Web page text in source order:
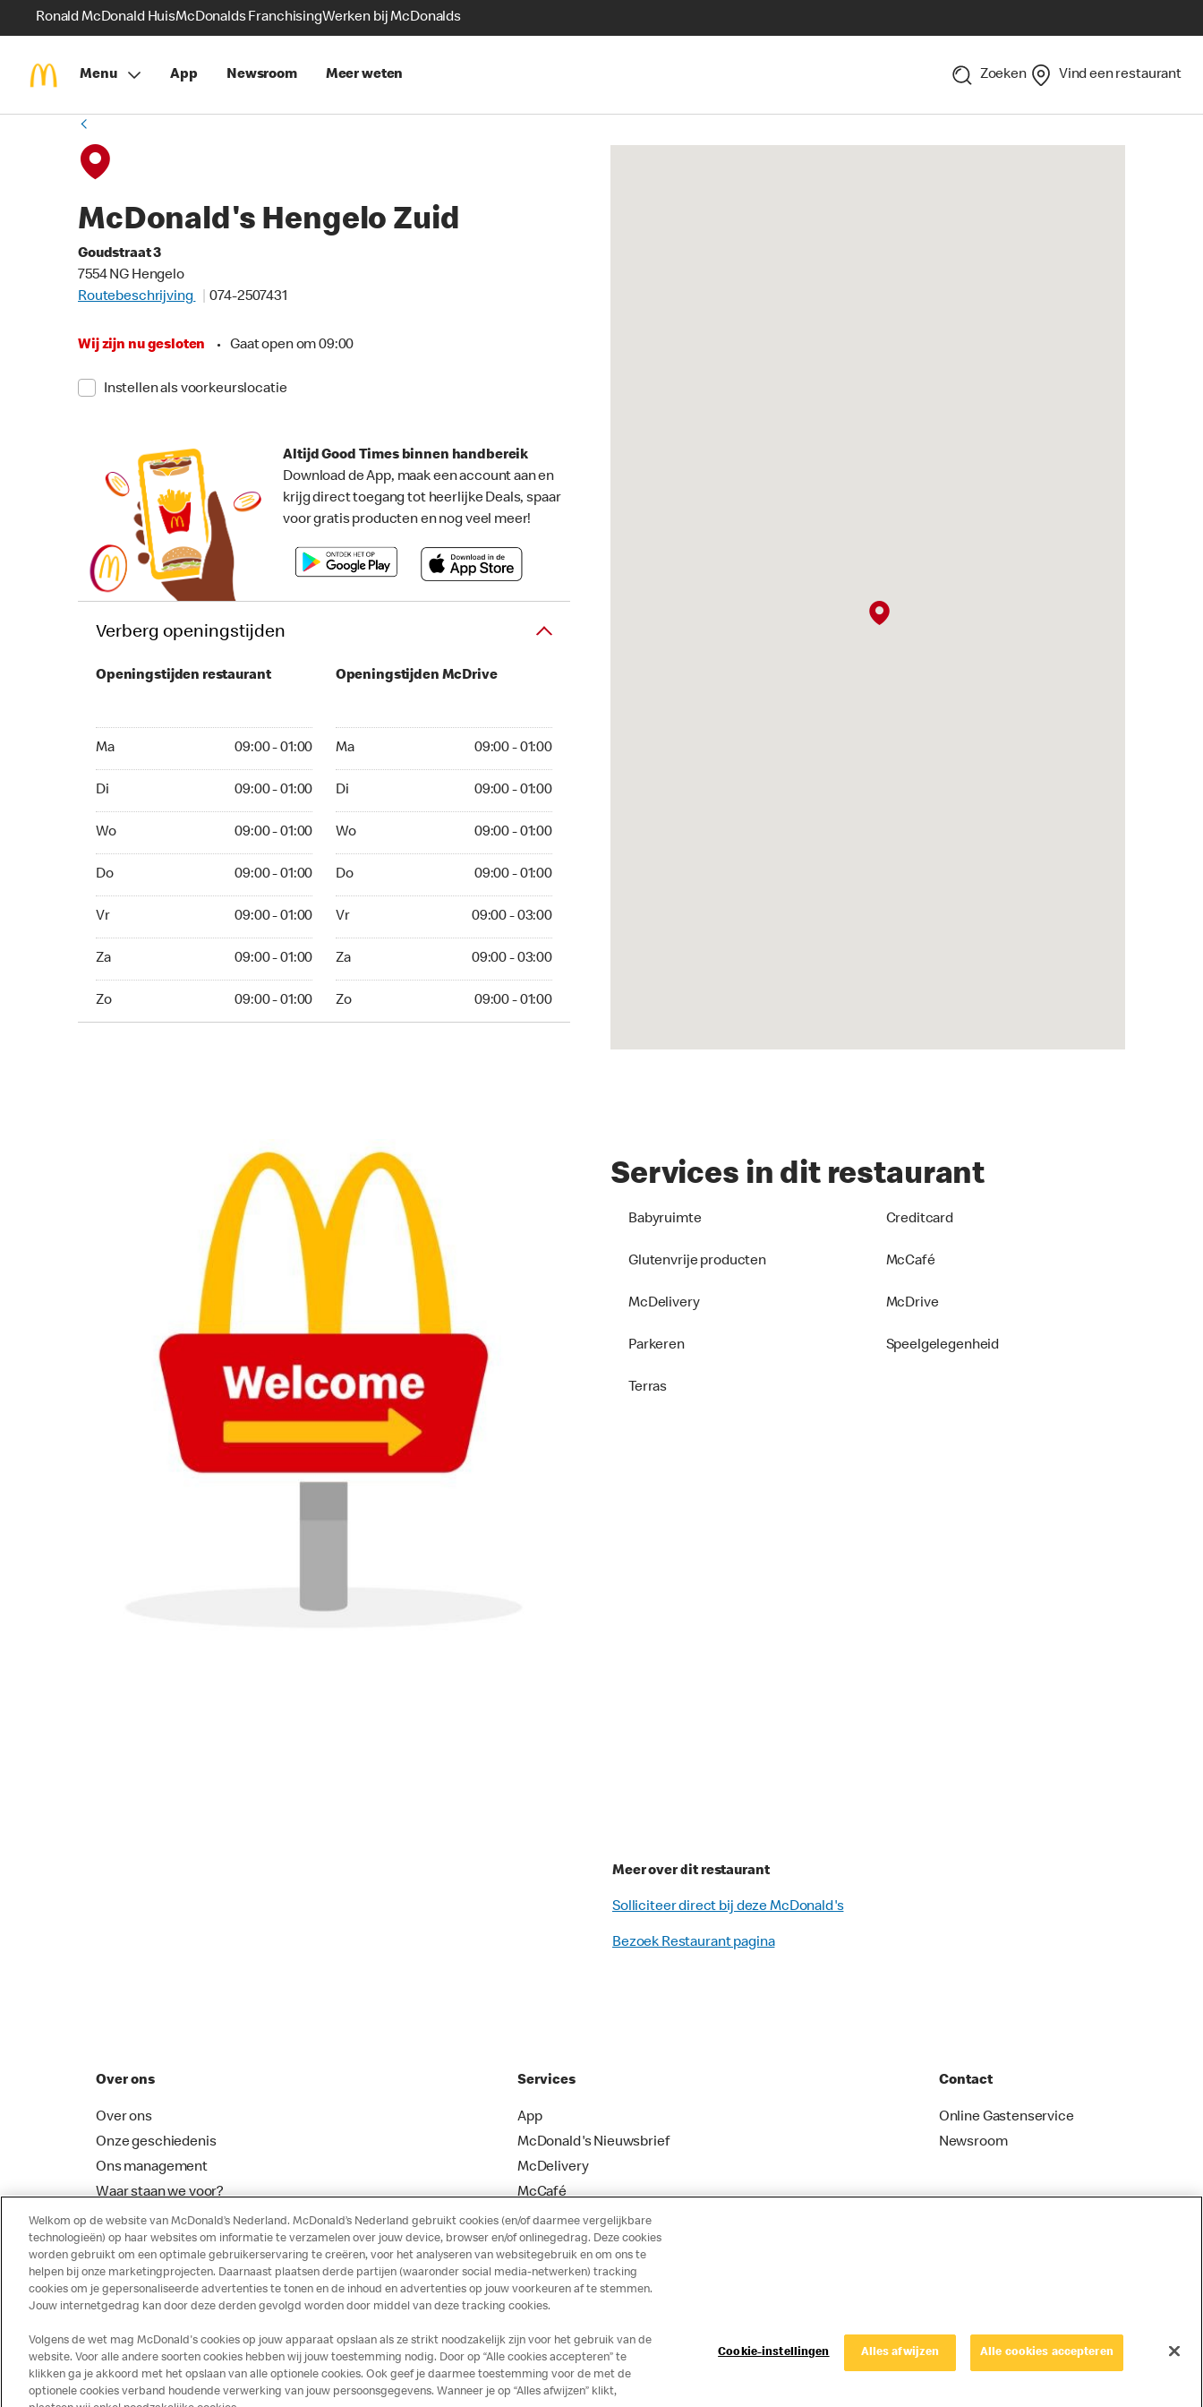
Ronald McDonald HuisMcDonalds FranchisingWerken bij McDonalds
Menu App Newsroom Meer weten Zoeken Vind een restaurant
McDonald's Hengelo Zuid
Goudstraat 3
7554 NG Hengelo
Routebeschrijving
074-2507431
Wij zijn nu gesloten • Gaat open om 09:00
Instellen als voorkeurslocatie
Altijd Good Times binnen handbereik
Download de App, maak een account aan en
krijg direct toegang tot heerlijke Deals, spaar
voor gratis producten en nog veel meer!
Verberg openingstijden
Openingstijden restaurant
Ma 09:00 - 01:00
Di 09:00 - 01:00
Wo 09:00 - 01:00
Do 09:00 - 01:00
Vr 09:00 - 01:00
Za 09:00 - 01:00
Zo 09:00 - 01:00
Openingstijden McDrive
Ma 09:00 - 01:00
Di 09:00 - 01:00
Wo 09:00 - 01:00
Do 09:00 - 01:00
Vr 09:00 - 03:00
Za 09:00 - 03:00
Zo 09:00 - 01:00
Services in dit restaurant
Babyruimte Creditcard
Glutenvrije producten McCafé
McDelivery McDrive
Parkeren Speelgelegenheid
Terras
Meer over dit restaurant
Solliciteer direct bij deze McDonald's
Bezoek Restaurant pagina
Over ons
Over ons
Onze geschiedenis
Ons management
Waar staan we voor?
McDonalds Franchising
Services
App
McDonald's Nieuwsbrief
McDelivery
McCafé
Contact
Online Gastenservice
Newsroom
Disclaimer Privacy Cookies
Welkom op de website van McDonald’s Nederland. McDonald’s Nederland gebruikt cookies (en/of daarmee vergelijkbare
technologieën) op haar websites om informatie te verzamelen over jouw device, browser en/of onlinegedrag. Deze cookies
worden gebruikt om een optimale gebruikerservaring te creëren, voor het analyseren van websitegebruik en om ons te
helpen bij onze marketingprojecten. Daarnaast plaatsen derde partijen (waaronder social media-netwerken) tracking
cookies om je gepersonaliseerde advertenties te tonen en de inhoud en advertenties op jouw voorkeuren af te stemmen.
Jouw internetgedrag kan door deze derden gevolgd worden door middel van deze tracking cookies.
Volgens de wet mag McDonald's cookies op jouw apparaat opslaan als ze strikt noodzakelijk zijn voor het gebruik van de
website. Voor alle andere soorten cookies hebben wij jouw toestemming nodig. Door op “Alle cookies accepteren” te
klikken ga je akkoord met het opslaan van alle optionele cookies. Ook geef je daarmee toestemming voor de met de
optionele cookies verband houdende verwerking van jouw persoonsgegevens. Wanneer je op “Alles afwijzen” klikt,
Cookie-instellingen Alles afwijzen Alle cookies accepteren